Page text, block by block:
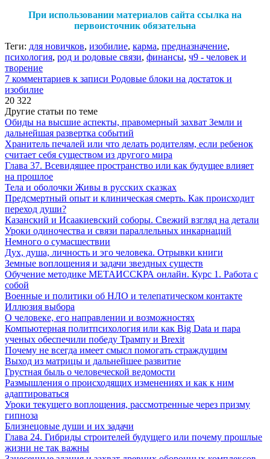
При использовании материалов сайта ссылка на
первоисточник обязательна
Теги: для новичков, изобилие, карма, предназначение,
психология, род и родовые связи, финансы, ч9 - человек и
творение
7 комментариев к записи Родовые блоки на достаток и
изобилие
20 322
Другие статьи по теме
Обиды на высшие аспекты, правомерный захват Земли и
дальнейшая развертка событий
Хранитель печалей или что делать родителям, если ребенок
считает себя существом из другого мира
Глава 37. Всевидящее пространство или как будущее влияет
на прошлое
Тела и оболочки Живы в русских сказках
Предсмертный опыт и клиническая смерть. Как происходит
переход души?
Казанский и Исаакиевский соборы. Свежий взгляд на детали
Уроки одиночества и связи параллельных инкарнаций
Немного о сумасшествии
Дух, душа, личность и эго человека. Отрывки книги
Земные воплощения и задачи звездных существ
Обучение методике МЕТАИССКРА онлайн. Курс 1. Работа с
собой
Военные и политики об НЛО и телепатическом контакте
Иллюзия выбора
О человеке, его направлении и возможностях
Компьютерная политпсихология или как Big Data и пара
ученых обеспечили победу Трампу и Brexit
Почему не всегда имеет смысл помогать страждущим
Выход из матрицы и дальнейшее развитие
Грустная быль о человеческой ведомости
Размышления о происходящих изменениях и как к ним
адаптироваться
Уроки текущего воплощения, рассмотренные через призму
гипноза
Близнецовые души и их задачи
Глава 24. Гибриды строителей будущего или почему прошлые
жизни не так важны